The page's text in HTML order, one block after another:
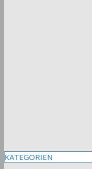
KATEGORIEN